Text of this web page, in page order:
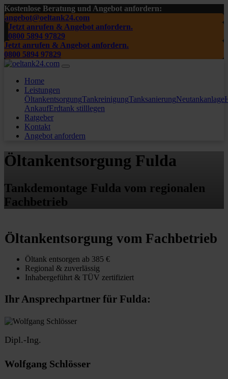
Kostenlose Beratung und Angebot anfordern:
angebot@oeltank24.com
Jetzt anrufen & Angebot anfordern.
0800 5894 97829
Jetzt anrufen & Angebot anfordern.
0800 5894 97829
Home
Leistungen
ÖltankentsorgungTankreinigungTanksanierungNeutankanlage
AnkaufErdtank stilllegen
Ratgeber
Kontakt
Angebot anfordern
Öltankentsorgung Fulda
Tankdemontage Fulda vom regionalen
Fachbetrieb
Öltankentsorgung vom Fachbetrieb
Öltank entsorgen ab 385 €
Regional & zuverlässig
Inhabergeführt & TÜV zertifiziert
Ihr Ansprechpartner für Fulda:
Dipl.-Ing.
Wolfgang Schlösser